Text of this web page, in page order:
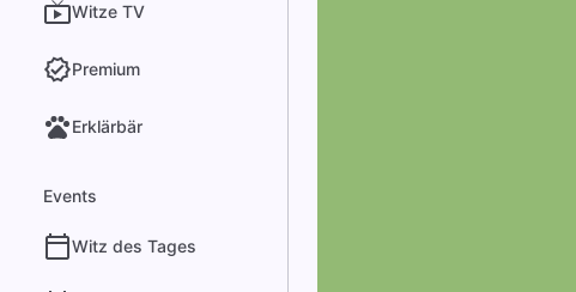
Witze TV
Premium
Erklärbär
Events
Witz des Tages